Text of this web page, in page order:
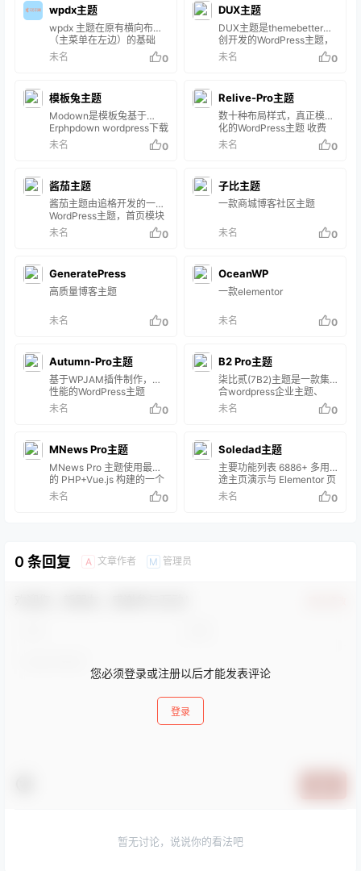
wpdx主题
wpdx 主题在原有横向布局
（主菜单在左边）的基础
上，再添加垂直布局（主菜
单在上方），每种布局都有
啦！依旧响应式布局，
PC、平板、手机等均可正
常浏览，首页 CMS/Blog双
样式，20+小工具，图片灯
箱、LazyLoad，强大和完
特色 支持 IE9+、Chrome、
Firefox 等主…
未名 0
DUX主题
DUX主题是themebetter原
创开发的WordPress主题，
DUX主题简洁大气、响应式
布局支持各种设备浏览、
大WordPress主题用户的喜
爱。
未名 0
模板兔主题
Modown是模板兔基于
Erphpdown wordpress下载
插件开发的一款付费下载资
源、付费下载源码、收费附
款针对收费付费下载资源/付
费查看内容/付费阅读/付费
视频/VIP会员免费下载查看/
虚拟资源售卖的WordPress
主题，一款为erphpdown而
体，包含体验VIP、包月
VIP、包年V…
未名 0
Relive-Pro主题
数十种布局样式，真正模块
化的WordPress主题 收费
WordPress主题均提供一对
一售后服务，主题包安装调
以说是重做了后台，所以自
4.0版本起便改名为Relive-
Pro，全新的可视化设置，
验！ 需要升级新版本的用
的是，更新后，主题需要重
新设置，主题需要重新设
置…
未名 0
酱茄主题
酱茄主题由追格开发的一款
WordPress主题，首页模块
可自由组合使用，响应式布
局，自带前端会员中心（用
支持社交帐号一键登录。
未名 0
子比主题
一款商城博客社区主题
未名 0
GeneratePress
高质量博客主题
未名 0
OceanWP
一款elementor
未名 0
Autumn-Pro主题
基于WPJAM插件制作，高
性能的WordPress主题
未名
0
B2 Pro主题
柒比贰(7B2)主题是一款集
合wordpress企业主题、
wordpress微信主题的
wordpress多功能高级付费
号、微信小程序和APP等各
个场景。
未名 0
MNews Pro主题
MNews Pro 主题使用最新
的 PHP+Vue.js 构建的一个
全新的 WordPress 自媒
体，新闻资讯类的主题。布
整，增加了很多功能，强大
且实用。优雅的 PHP 代码
未名 0
Soledad主题
主要功能列表 6886+ 多用
途主页演示与 Elementor 页
面生成器兼容。与
WPBakery 页面生成器兼
未名 0
0 条回复 A 文章作者 M 管理员
您必须登录或注册以后才能发表评论
登录
暂无讨论，说说你的看法吧